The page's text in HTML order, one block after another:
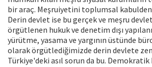
bir araç. Meşruiyetini toplumsal kabulden
Derin devlet ise bu gerçek ve meşru
örgütlenen hukuk ve denetim dışı
yürütme, yasama ve yargının üstünde
olarak örgütlediğimizde derin devlete
Türkiye'deki asıl sorun da bu.